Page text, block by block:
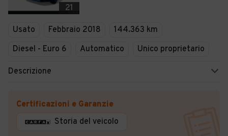
21
Usato Febbraio 2018
144.363 km
Diesel - Euro 6
Automatico Unico proprietario
Descrizione
Certificazioni e Garanzie
Storia del veicolo